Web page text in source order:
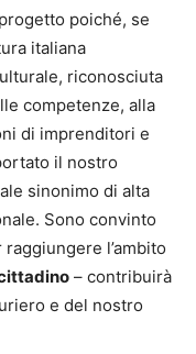
poiché, se
italiana
riconosciuta
competenze, alla
di imprenditori e
il nostro
sinonimo di alta
Sono convinto
l’ambito
– contribuirà
e del nostro